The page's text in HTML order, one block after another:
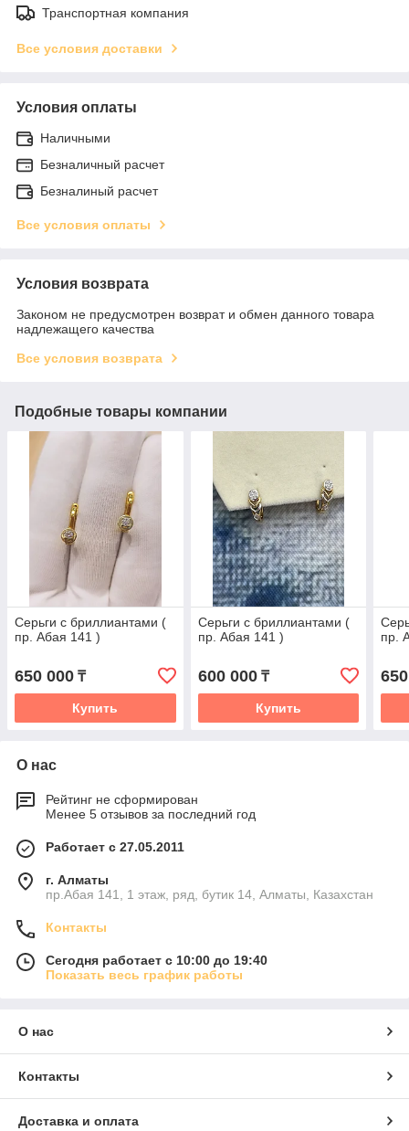
Транспортная компания
Все условия доставки
Условия оплаты
Наличными
Безналичный расчет
Безналиный расчет
Все условия оплаты
Условия возврата
Законом не предусмотрен возврат и обмен данного товара
надлежащего качества
Все условия возврата
Подобные товары компании
Серьги с бриллиантами (
пр. Абая 141 )
650 000 ₸
Купить
Серьги с бриллиантами (
пр. Абая 141 )
600 000₸
Купить
пр.
О нас
Рейтинг не сформирован
Менее 5 отзывов за последний год
Работает с 27.05.2011
г. Алматы
пр.Абая 141, 1 этаж, ряд, бутик 14, Алматы, Казахстан
Контакты
Сегодня работает с 10:00 до 19:40
Показать весь график работы
О нас
Контакты
Доставка и оплата